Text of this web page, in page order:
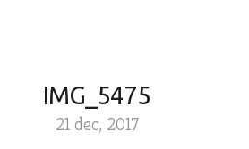
IMG_5475
21 dec, 2017